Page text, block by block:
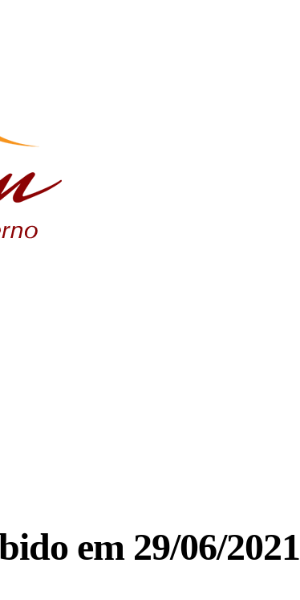
em 29/06/2021